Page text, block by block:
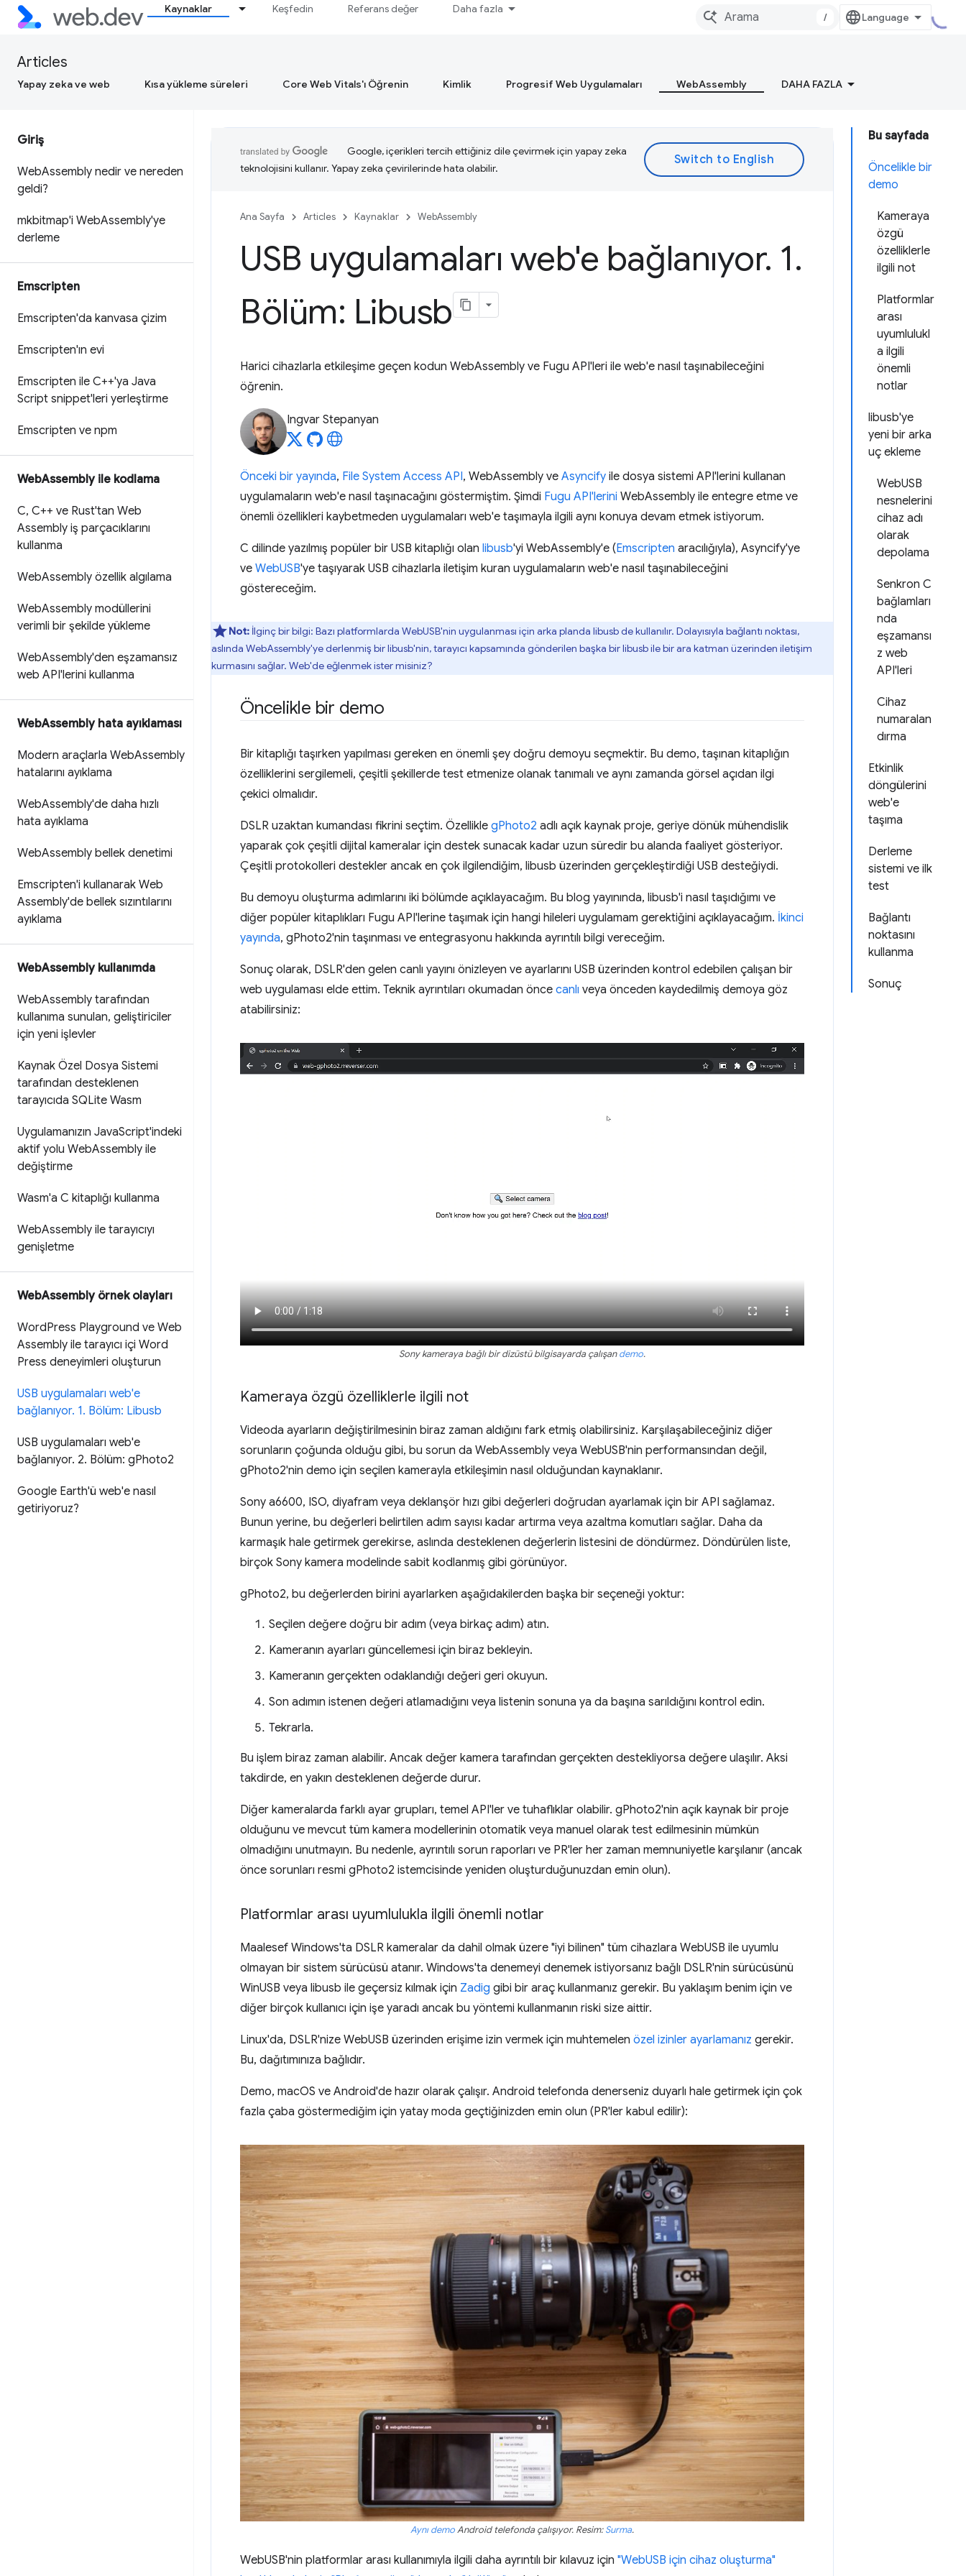
Kaynaklar Keşfedin Referans değer Daha fazla
/
Articles
Yapay zeka ve web Kısa yükleme süreleri Core Web Vitals'ı Öğrenin Kimlik Progresif Web Uygulamaları WebAssembly DAHA FAZLA
Giriş
WebAssembly nedir ve nereden
geldi?
mkbitmap'i WebAssembly'ye
derleme
Emscripten
Emscripten'da kanvasa çizim
Emscripten'ın evi
Emscripten ile C++'ya Java
Script snippet'leri yerleştirme
Emscripten ve npm
WebAssembly ile kodlama
C, C++ ve Rust'tan Web
Assembly iş parçacıklarını
kullanma
WebAssembly özellik algılama
WebAssembly modüllerini
verimli bir şekilde yükleme
WebAssembly'den eşzamansız
web API'lerini kullanma
WebAssembly hata ayıklaması
Modern araçlarla WebAssembly
hatalarını ayıklama
WebAssembly'de daha hızlı
hata ayıklama
WebAssembly bellek denetimi
Emscripten'i kullanarak Web
Assembly'de bellek sızıntılarını
ayıklama
WebAssembly kullanımda
WebAssembly tarafından
kullanıma sunulan, geliştiriciler
için yeni işlevler
Kaynak Özel Dosya Sistemi
tarafından desteklenen
tarayıcıda SQLite Wasm
Uygulamanızın JavaScript'indeki
aktif yolu WebAssembly ile
değiştirme
Wasm'a C kitaplığı kullanma
WebAssembly ile tarayıcıyı
genişletme
WebAssembly örnek olayları
WordPress Playground ve Web
Assembly ile tarayıcı içi Word
Press deneyimleri oluşturun
USB uygulamaları web'e
bağlanıyor. 1. Bölüm: Libusb
USB uygulamaları web'e
bağlanıyor. 2. Bölüm: gPhoto2
Google Earth'ü web'e nasıl
getiriyoruz?
Bu sayfada
Öncelikle bir
demo
Kameraya
özgü
özelliklerle
ilgili not
Platformlar
arası
uyumlulukl
a ilgili
önemli
notlar
libusb'ye
yeni bir arka
uç ekleme
WebUSB
nesnelerini
cihaz adı
olarak
depolama
Senkron C
bağlamları
nda
eşzamansı
z web
API'leri
Cihaz
numaralan
dırma
Etkinlik
döngülerini
web'e
taşıma
Derleme
sistemi ve ilk
test
Bağlantı
noktasını
kullanma
Sonuç
Google, içerikleri tercih ettiğiniz dile çevirmek için yapay zeka
teknolojisini kullanır. Yapay zeka çevirilerinde hata olabilir.
Ana Sayfa Articles Kaynaklar WebAssembly
USB uygulamaları web'e bağlanıyor. 1.
Bölüm: Libusb
Harici cihazlarla etkileşime geçen kodun WebAssembly ve Fugu API'leri ile web'e nasıl taşınabileceğini
öğrenin.
Ingvar Stepanyan
Önceki bir yayında, File System Access API, WebAssembly ve Asyncify ile dosya sistemi API'lerini kullanan
uygulamaların web'e nasıl taşınacağını göstermiştim. Şimdi Fugu API'lerini WebAssembly ile entegre etme ve
önemli özellikleri kaybetmeden uygulamaları web'e taşımayla ilgili aynı konuya devam etmek istiyorum.
C dilinde yazılmış popüler bir USB kitaplığı olan libusb'yi WebAssembly'e (Emscripten aracılığıyla), Asyncify'ye
ve WebUSB'ye taşıyarak USB cihazlarla iletişim kuran uygulamaların web'e nasıl taşınabileceğini
göstereceğim.
Not: İlginç bir bilgi: Bazı platformlarda WebUSB'nin uygulanması için arka planda libusb de kullanılır. Dolayısıyla bağlantı noktası,
aslında WebAssembly'ye derlenmiş bir libusb'nin, tarayıcı kapsamında gönderilen başka bir libusb ile bir ara katman üzerinden iletişim
kurmasını sağlar. Web'de eğlenmek ister misiniz?
Öncelikle bir demo
Bir kitaplığı taşırken yapılması gereken en önemli şey doğru demoyu seçmektir. Bu demo, taşınan kitaplığın
özelliklerini sergilemeli, çeşitli şekillerde test etmenize olanak tanımalı ve aynı zamanda görsel açıdan ilgi
çekici olmalıdır.
DSLR uzaktan kumandası fikrini seçtim. Özellikle gPhoto2 adlı açık kaynak proje, geriye dönük mühendislik
yaparak çok çeşitli dijital kameralar için destek sunacak kadar uzun süredir bu alanda faaliyet gösteriyor.
Çeşitli protokolleri destekler ancak en çok ilgilendiğim, libusb üzerinden gerçekleştirdiği USB desteğiydi.
Bu demoyu oluşturma adımlarını iki bölümde açıklayacağım. Bu blog yayınında, libusb'i nasıl taşıdığımı ve
diğer popüler kitaplıkları Fugu API'lerine taşımak için hangi hileleri uygulamam gerektiğini açıklayacağım. İkinci
yayında, gPhoto2'nin taşınması ve entegrasyonu hakkında ayrıntılı bilgi vereceğim.
Sonuç olarak, DSLR'den gelen canlı yayını önizleyen ve ayarlarını USB üzerinden kontrol edebilen çalışan bir
web uygulaması elde ettim. Teknik ayrıntıları okumadan önce canlı veya önceden kaydedilmiş demoya göz
atabilirsiniz:
Sony kameraya bağlı bir dizüstü bilgisayarda çalışandemo.
Kameraya özgü özelliklerle ilgili not
Videoda ayarların değiştirilmesinin biraz zaman aldığını fark etmiş olabilirsiniz. Karşılaşabileceğiniz diğer
sorunların çoğunda olduğu gibi, bu sorun da WebAssembly veya WebUSB'nin performansından değil,
gPhoto2'nin demo için seçilen kamerayla etkileşimin nasıl olduğundan kaynaklanır.
Sony a6600, ISO, diyafram veya deklanşör hızı gibi değerleri doğrudan ayarlamak için bir API sağlamaz.
Bunun yerine, bu değerleri belirtilen adım sayısı kadar artırma veya azaltma komutları sağlar. Daha da
karmaşık hale getirmek gerekirse, aslında desteklenen değerlerin listesini de döndürmez. Döndürülen liste,
birçok Sony kamera modelinde sabit kodlanmış gibi görünüyor.
gPhoto2, bu değerlerden birini ayarlarken aşağıdakilerden başka bir seçeneği yoktur:
Seçilen değere doğru bir adım (veya birkaç adım) atın.
Kameranın ayarları güncellemesi için biraz bekleyin.
Kameranın gerçekten odaklandığı değeri geri okuyun.
Son adımın istenen değeri atlamadığını veya listenin sonuna ya da başına sarıldığını kontrol edin.
Tekrarla.
Bu işlem biraz zaman alabilir. Ancak değer kamera tarafından gerçekten destekliyorsa değere ulaşılır. Aksi
takdirde, en yakın desteklenen değerde durur.
Diğer kameralarda farklı ayar grupları, temel API'ler ve tuhaflıklar olabilir. gPhoto2'nin açık kaynak bir proje
olduğunu ve mevcut tüm kamera modellerinin otomatik veya manuel olarak test edilmesinin mümkün
olmadığını unutmayın. Bu nedenle, ayrıntılı sorun raporları ve PR'ler her zaman memnuniyetle karşılanır (ancak
önce sorunları resmi gPhoto2 istemcisinde yeniden oluşturduğunuzdan emin olun).
Platformlar arası uyumlulukla ilgili önemli notlar
Maalesef Windows'ta DSLR kameralar da dahil olmak üzere "iyi bilinen" tüm cihazlara WebUSB ile uyumlu
olmayan bir sistem sürücüsü atanır. Windows'ta denemeyi denemek istiyorsanız bağlı DSLR'nin sürücüsünü
WinUSB veya libusb ile geçersiz kılmak için Zadig gibi bir araç kullanmanız gerekir. Bu yaklaşım benim için ve
diğer birçok kullanıcı için işe yaradı ancak bu yöntemi kullanmanın riski size aittir.
Linux'da, DSLR'nize WebUSB üzerinden erişime izin vermek için muhtemelen özel izinler ayarlamanız gerekir.
Bu, dağıtımınıza bağlıdır.
Demo, macOS ve Android'de hazır olarak çalışır. Android telefonda denerseniz duyarlı hale getirmek için çok
fazla çaba göstermediğim için yatay moda geçtiğinizden emin olun (PR'ler kabul edilir):
Aynı demoAndroid telefonda çalışıyor. Resim:Surma.
WebUSB'nin platformlar arası kullanımıyla ilgili daha ayrıntılı bir kılavuz için "WebUSB için cihaz oluşturma"